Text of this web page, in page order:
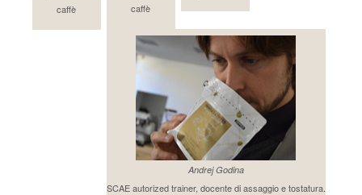
caffè
caffè
Andrej Godina
SCAE autorized trainer, docente di assaggio e tostatura.